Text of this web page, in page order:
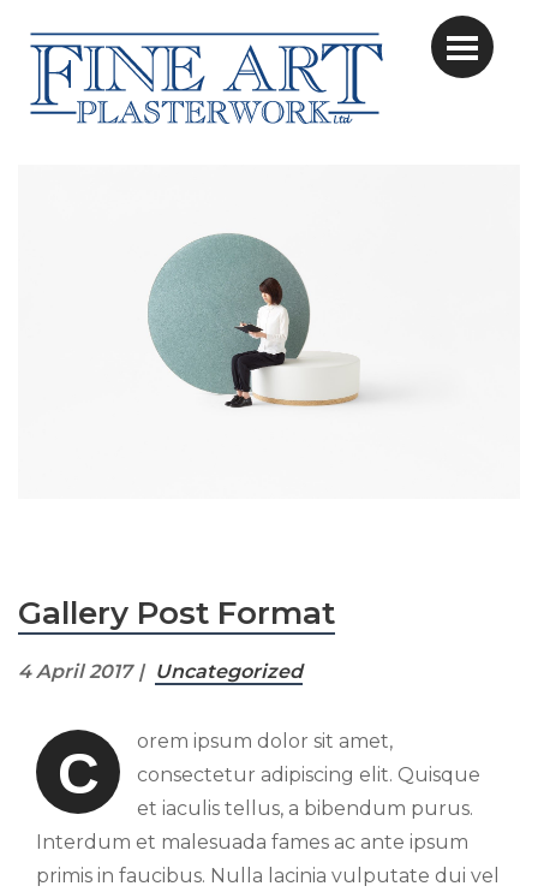
Gallery Post Format
4 April 2017 Uncategorized
C
orem ipsum dolor sit amet,
consectetur adipiscing elit. Quisque
et iaculis tellus, a bibendum purus.
Interdum et malesuada fames ac ante ipsum
primis in faucibus. Nulla lacinia vulputate dui vel